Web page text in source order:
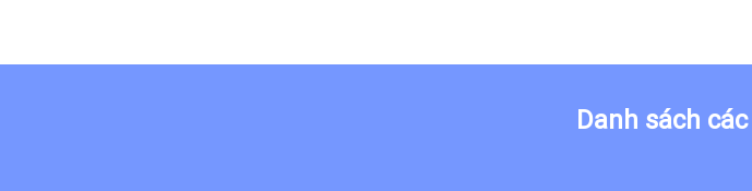
Danh sách